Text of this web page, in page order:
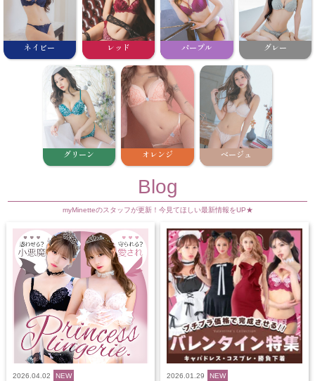
ネイビー レッド パープル グレー
グリーン オレンジ ベージュ
Blog
myMinetteのスタッフが更新！今見てほしい最新情報をUP★
2026.04.02 NEW 2026.01.29 NEW